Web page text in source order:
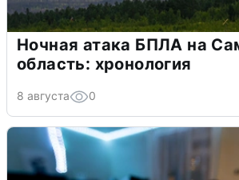
Ночная атака БПЛА на
область: хронология
8 августа 0